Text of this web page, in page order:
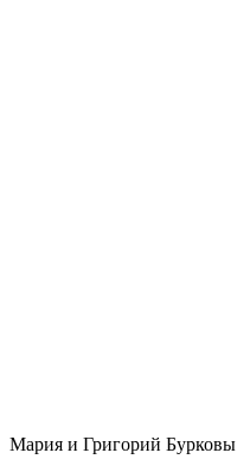
Мария и Григорий Бурковы